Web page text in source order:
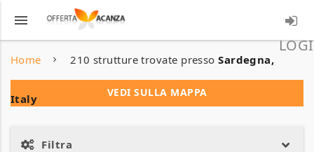
menu
Home 210 strutture trovate pressoSardegna,
Italy VEDI SULLA MAPPA
Filtra